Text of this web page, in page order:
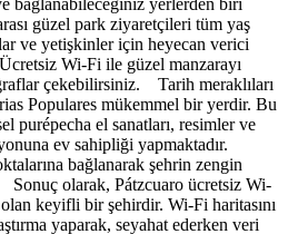
bağlanabileceğiniz yerlerden biri
güzel park ziyaretçileri tüm yaş
ve yetişkinler için heyecan verici
Wi-Fi ile güzel manzarayı
çekebilirsiniz. Tarih meraklıları
Populares mükemmel bir yerdir. Bu
purépecha el sanatları, resimler ve
ev sahipliği yapmaktadır.
bağlanarak şehrin zengin
Sonuç olarak, Pátzcuaro ücretsiz Wi-
keyifli bir şehirdir. Wi-Fi haritasını
yaparak, seyahat ederken veri